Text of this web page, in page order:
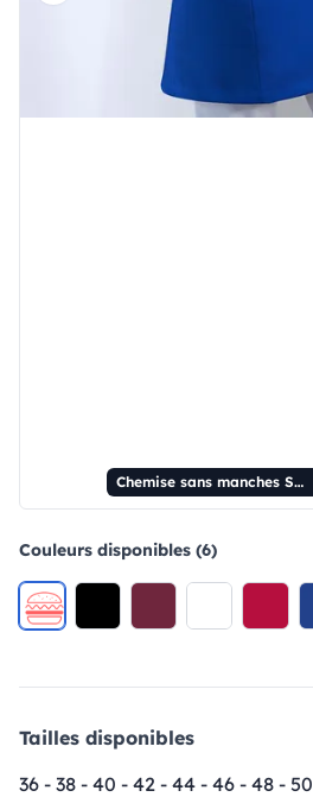
Chemise sans manches Sara pour femmes
Couleurs disponibles (6)
Tailles disponibles
36 - 38 - 40 - 42 - 44 - 46 - 48 - 50